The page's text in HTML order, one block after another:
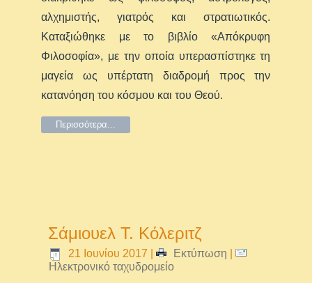
αλχημιστής, γιατρός και στρατιωτικός.
Καταξιώθηκε με το βιβλίο «Απόκρυφη
Φιλοσοφία», με την οποία υπερασπίστηκε τη
μαγεία ως υπέρτατη διαδρομή προς την
κατανόηση του κόσμου και του Θεού.
Περισσότερα...
Σάμιουελ Τ. Κόλεριτζ
21 Ιουνίου 2017 | Εκτύπωση
Ηλεκτρονικό ταχυδρομείο